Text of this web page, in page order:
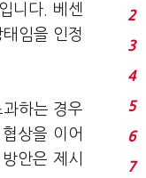
니다. 베센
임을 인정
하는 경우
상을 이어
안은 제시
2
3
4
5
6
7